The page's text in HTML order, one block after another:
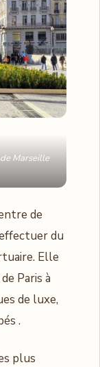
Marseille
de
du
Elle
Paris à
de luxe,
.
plus